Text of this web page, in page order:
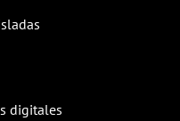
digitales